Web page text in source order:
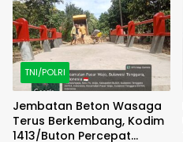
TNI/POLRI
Jembatan Beton Wasaga
Terus Berkembang, Kodim
1413/Buton Percepat